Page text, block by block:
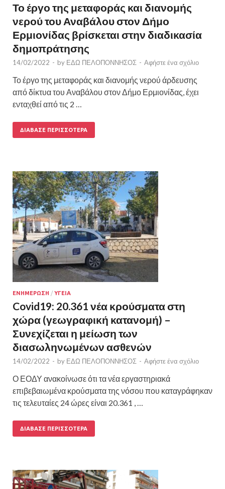
Το έργο της μεταφοράς και διανομής
νερού του Αναβάλου στον Δήμο
Ερμιονίδας βρίσκεται στην διαδικασία
δημοπράτησης
14/02/2022 - by ΕΔΩ ΠΕΛΟΠΟΝΝΗΣΟΣ - Αφήστε ένα σχόλιο
Το έργο της μεταφοράς και διανομής νερού άρδευσης
από δίκτυα του Αναβάλου στον Δήμο Ερμιονίδας, έχει
ενταχθεί από τις 2 …
ΔΙΆΒΑΣΕ ΠΕΡΙΣΣΌΤΕΡΑ
ΕΝΗΜΕΡΩΣΗ / ΥΓΕΙΑ
Covid19: 20.361 νέα κρούσματα στη
χώρα (γεωγραφική κατανομή) –
Συνεχίζεται η μείωση των
διασωληνωμένων ασθενών
14/02/2022 - by ΕΔΩ ΠΕΛΟΠΟΝΝΗΣΟΣ - Αφήστε ένα σχόλιο
Ο ΕΟΔΥ ανακοίνωσε ότι τα νέα εργαστηριακά
επιβεβαιωμένα κρούσματα της νόσου που καταγράφηκαν
τις τελευταίες 24 ώρες είναι 20.361 , …
ΔΙΆΒΑΣΕ ΠΕΡΙΣΣΌΤΕΡΑ